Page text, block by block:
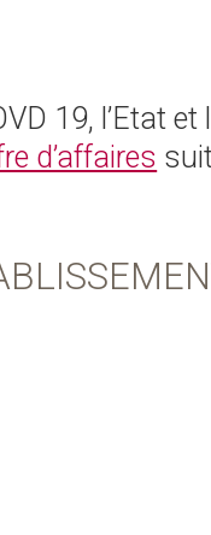
19, l’Etat
d’affaires